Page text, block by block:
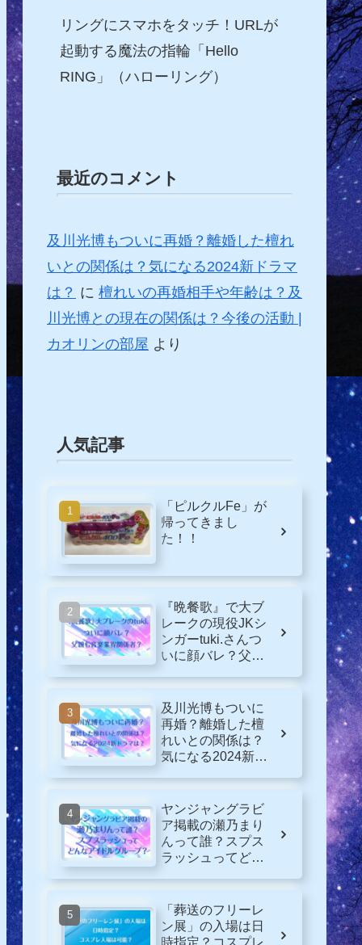
リングにスマホをタッチ！URLが
起動する魔法の指輪「Hello
RING」（ハローリング）
最近のコメント
及川光博もついに再婚？離婚した檀れ
いとの関係は？気になる2024新ドラマ
は？ に 檀れいの再婚相手や年齢は？及
川光博との現在の関係は？今後の活動 |
カオリンの部屋 より
人気記事
「ピルクルFe」が
帰ってきまし
た！！
『晩餐歌』で大ブ
レークの現役JKシ
ンガーtuki.さんつ
いに顔バレ？父親
及川光博もついに
再婚？離婚した檀
れいとの関係は？
気になる2024新ド
ヤンジャングラビ
ア掲載の瀬乃まり
んって誰？スプス
ラッシュってどん
「葬送のフリーレ
ン展」の入場は日